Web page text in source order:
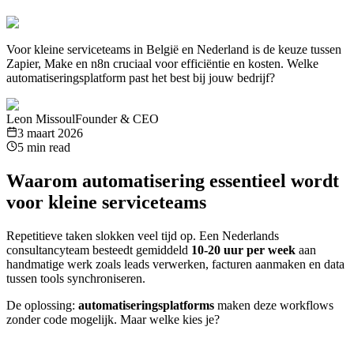
Voor kleine serviceteams in België en Nederland is de keuze tussen
Zapier, Make en n8n cruciaal voor efficiëntie en kosten. Welke
automatiseringsplatform past het best bij jouw bedrijf?
Leon MissoulFounder & CEO
3 maart 2026
5 min read
Waarom automatisering essentieel wordt
voor kleine serviceteams
Repetitieve taken slokken veel tijd op. Een Nederlands
consultancyteam besteedt gemiddeld 10-20 uur per week aan
handmatige werk zoals leads verwerken, facturen aanmaken en data
tussen tools synchroniseren.
De oplossing: automatiseringsplatforms maken deze workflows
zonder code mogelijk. Maar welke kies je?